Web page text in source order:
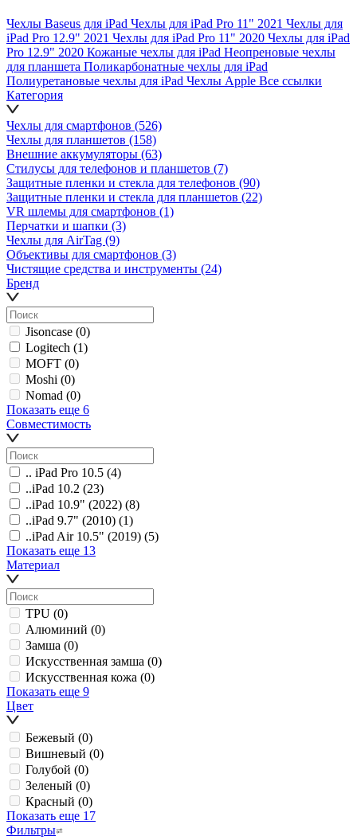
Чехлы Baseus для iPad Чехлы для iPad Pro 11" 2021 Чехлы для
iPad Pro 12.9" 2021 Чехлы для iPad Pro 11" 2020 Чехлы для iPad
Pro 12.9" 2020 Кожаные чехлы для iPad Неопреновые чехлы
для планшета Поликарбонатные чехлы для iPad
Полиуретановые чехлы для iPad Чехлы Apple Все ссылки
Категория
Чехлы для смартфонов (526)
Чехлы для планшетов (158)
Внешние аккумуляторы (63)
Стилусы для телефонов и планшетов (7)
Защитные пленки и стекла для телефонов (90)
Защитные пленки и стекла для планшетов (22)
VR шлемы для смартфонов (1)
Перчатки и шапки (3)
Чехлы для AirTag (9)
Объективы для смартфонов (3)
Чистящие средства и инструменты (24)
Бренд
Jisoncase (0)
Logitech (1)
MOFT (0)
Moshi (0)
Nomad (0)
Показать еще 6
Совместимость
.. iPad Pro 10.5 (4)
..iPad 10.2 (23)
..iPad 10.9" (2022) (8)
..iPad 9.7" (2010) (1)
..iPad Air 10.5" (2019) (5)
Показать еще 13
Материал
TPU (0)
Алюминий (0)
Замша (0)
Искусственная замша (0)
Искусственная кожа (0)
Показать еще 9
Цвет
Бежевый (0)
Вишневый (0)
Голубой (0)
Зеленый (0)
Красный (0)
Показать еще 17
Фильтры